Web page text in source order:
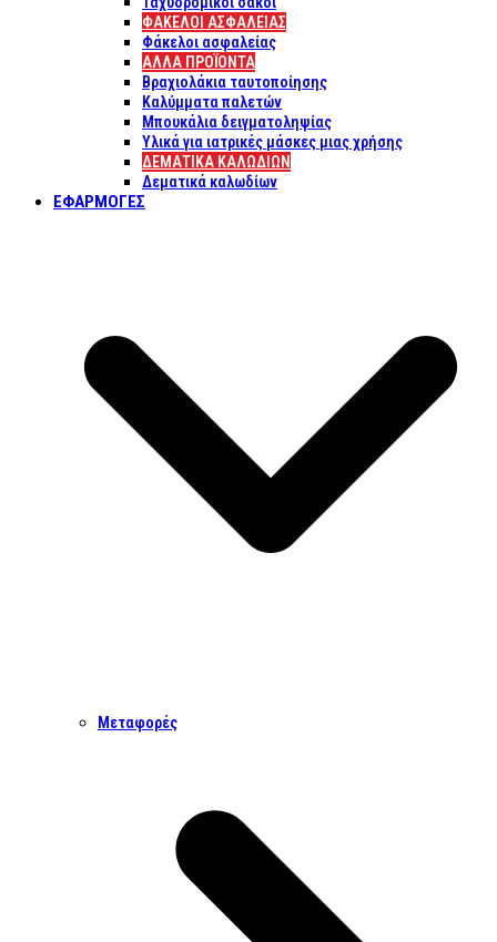
ΦΑΚΕΛΟΙ ΑΣΦΑΛΕΙΑΣ
Φάκελοι ασφαλείας
ΑΛΛΑ ΠΡΟΪΟΝΤΑ
Βραχιολάκια ταυτοποίησης
Καλύμματα παλετών
Μπουκάλια δειγματοληψίας
Υλικά για ιατρικές μάσκες μιας χρήσης
ΔΕΜΑΤΙΚΆ ΚΑΛΩΔΊΩΝ
Δεματικά καλωδίων
ΕΦΑΡΜΟΓΈΣ
Μεταφορές